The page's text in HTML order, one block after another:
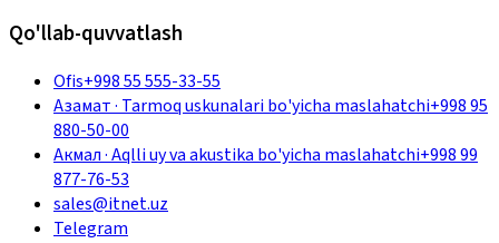
Qo'llab-quvvatlash
Ofis+998 55 555-33-55
Азамат· Tarmoq uskunalari bo'yicha maslahatchi+998 95
880-50-00
Акмал·Aqlli uy va akustika bo'yicha maslahatchi+998 99
877-76-53
sales@itnet.uz
Telegram